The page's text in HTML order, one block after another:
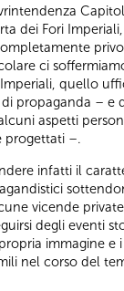
dei Fori
ci
quello
di propaganda – e
aspetti
progettati –.
infatti il
vicende
degli eventi
immagine e
nel corso del